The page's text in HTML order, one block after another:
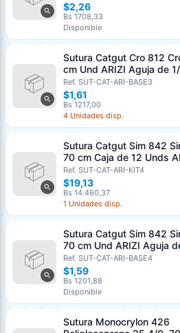
$2,26
Bs 1708,33
Disponible
Sutura Catgut Cro 812
cm Und ARIZI Aguja de
Punta Conica 37 mm
Ref. SUT-CAT-ARI-BASE3
$1,61
Bs 1217,00
4 Unidades disp.
Sutura Catgut Sim 842
70 cm Caja de 12 Unds
de 1/2 Circulo Punta
Ref. SUT-CAT-ARI-KIT4
$19,13
Bs 14.460,37
1 Unidades disp.
Sutura Catgut Sim 842
70 cm Und ARIZI Aguja
Circulo Punta Conica 36
Ref. SUT-CAT-ARI-BASE4
$1,59
Bs 1201,88
Disponible
Sutura Monocrylon 426